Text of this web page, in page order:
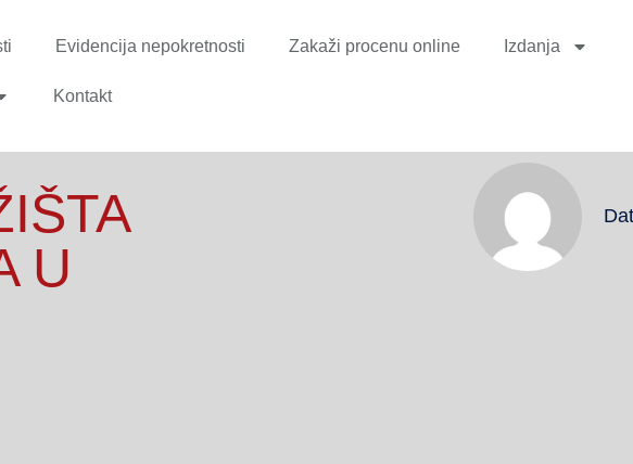
Evidencija nepokretnosti Zakaži procenu online Izdanja
Kontakt
U